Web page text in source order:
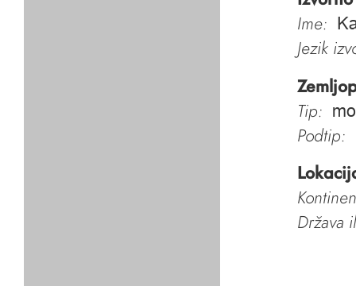
Ime:
Jezik
Tip:
Podtip:
Država